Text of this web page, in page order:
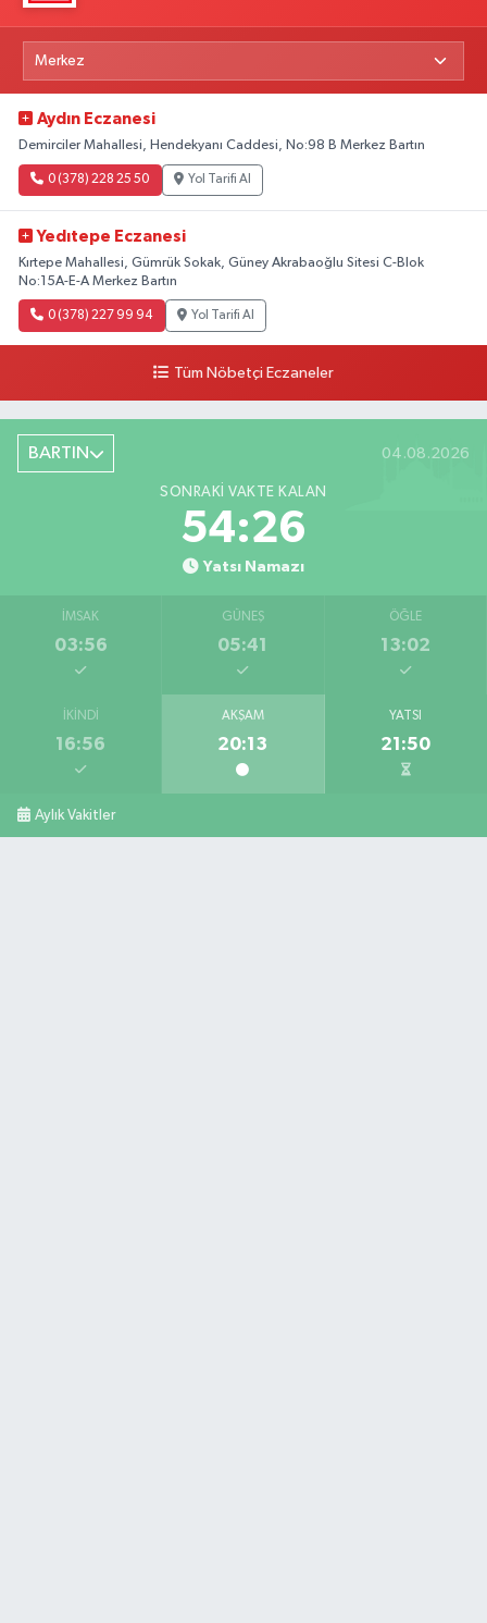
Aydın Eczanesi
Demirciler Mahallesi, Hendekyanı Caddesi, No:98 B Merkez Bartın
0 (378) 228 25 50 Yol Tarifi Al
Yedıtepe Eczanesi
Kırtepe Mahallesi, Gümrük Sokak, Güney Akrabaoğlu Sitesi C-Blok
No:15A-E-A Merkez Bartın
0 (378) 227 99 94 Yol Tarifi Al
Tüm Nöbetçi Eczaneler
BARTIN 04.08.2026
SONRAKI VAKTE KALAN
54:25
Yatsı Namazı
İMSAK
03:56
GÜNEŞ
05:41
ÖĞLE
13:02
İKINDI
16:56
AKŞAM
20:13
YATSI
21:50
Aylık Vakitler